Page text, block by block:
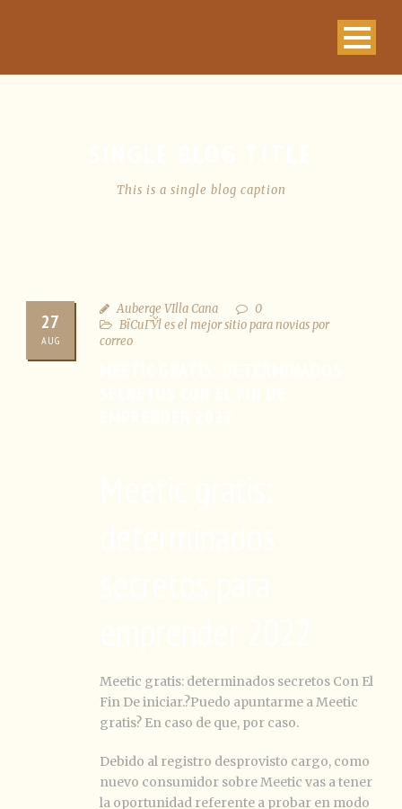
This is a single blog caption
27
AUG
Auberge VIlla Cana
0
ВїCuГЎl es el mejor sitio para novias por
correo
Meetic gratis: determinados secretos Con El
Fin De iniciar.?Puedo apuntarme a Meetic
gratis? En caso de que, por caso.
Debido al registro desprovisto cargo, como
nuevo consumidor sobre Meetic vas a tener
la oportunidad referente a probar en modo